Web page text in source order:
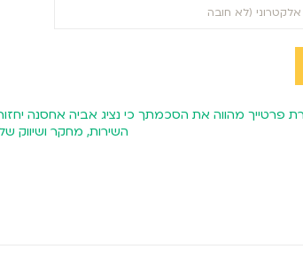
השירות, מחקר